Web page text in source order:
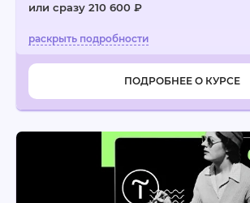
или сразу 210 600 ₽
ПОДРОБНЕЕ О КУРСЕ